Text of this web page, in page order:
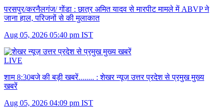
परसपुर/करनैलगंज/ गोंडा : छात्र अमित यादव से मारपीट मामले में ABVP ने
जाना हाल, परिजनों से की मुलाकात
Aug 05, 2026 05:40 pm IST
LIVE
शाम 8:30बजे की बड़ी खबरें........ : शेखर न्यूज़ उत्तर प्रदेश से प्रमुख मुख्य
खबरें
Aug 05, 2026 04:09 pm IST